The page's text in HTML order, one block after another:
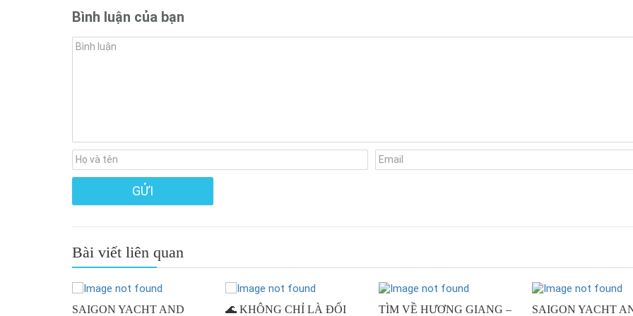
Bình luận của bạn
Bài viết liên quan
SAIGON YACHT AND 🌊 KHÔNG CHỈ LÀ ĐỐI TÌM VỀ HƯƠNG GIANG – SAIGON YACHT